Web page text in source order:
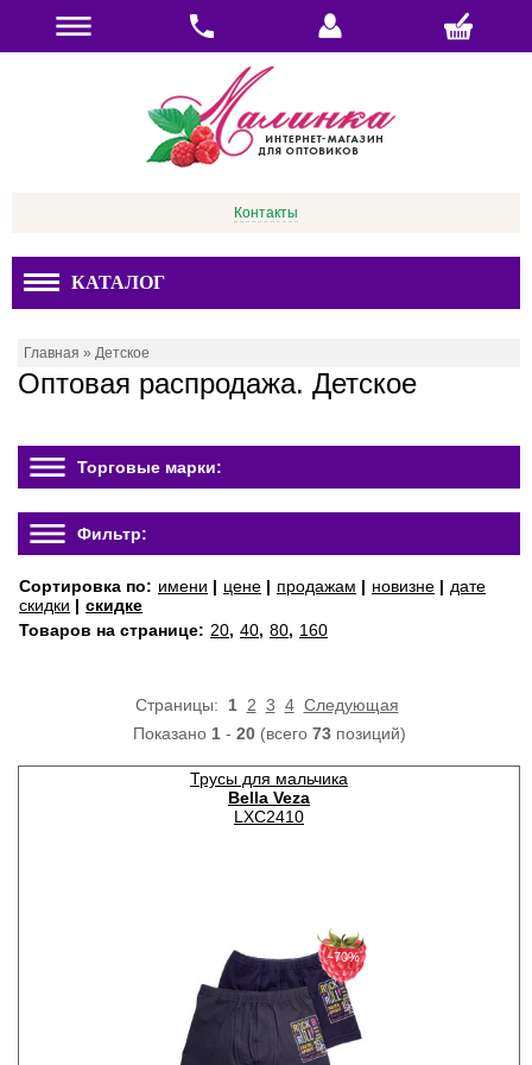
Контакты
КАТАЛОГ
Главная » Детское
Оптовая распродажа. Детское
Торговые марки:
Фильтр:
Сортировка по: имени | цене | продажам | новизне | дате
скидки | скидке
Товаров на странице: 20, 40, 80, 160
Страницы: 1 2 3 4 Следующая
Показано 1- 20(всего 73позиций)
Трусы для мальчика
Bella Veza
LXC2410
−70%